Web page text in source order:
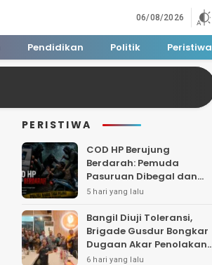
06/08/2026
Pendidikan Politik Peristiwa
PERISTIWA
COD HP Berujung
Berdarah: Pemuda
Pasuruan Dibegal dan
Dibacok di Tengah Hutan
5 hari yang lalu
Bangil Diuji Toleransi,
Brigade Gusdur Bongkar
Dugaan Akar Penolakan
Tempat Ibadah
6 hari yang lalu